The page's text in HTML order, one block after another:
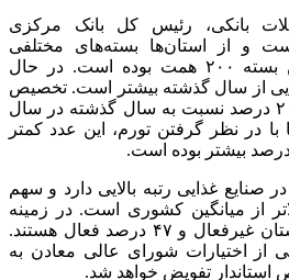
بانکی، رئیس کل بانک مرکزی
و از استان‌ها بسته‌های مختلفی
دریافت کرده‌ایم که آخرین بسته ۲۰۰ همت بوده است. در حال
از سال گذشته بیشتر است. تخصیص
ارز و ارائه تسهیلات حدود ۲۰ درصد نسبت به سال گذشته در سال
در نظر گرفتن تورم، این عدد کمتر
درصد بیشتر بوده است.
غذایی رتبه بالایی دارد و سهم
از میانگین کشوری است. در زمینه
معادن، ۵۳ درصد معادن استان غیرفعال و ۴۷ درصد فعال هستند.
از اختیارات شورای عالی معادن به
تفویض خواهد شد.